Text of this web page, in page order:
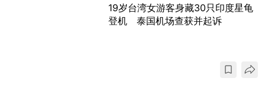
19岁台湾女游客身藏30只印度星龟
登机 泰国机场查获并起诉